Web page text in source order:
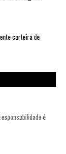
carteira de
é